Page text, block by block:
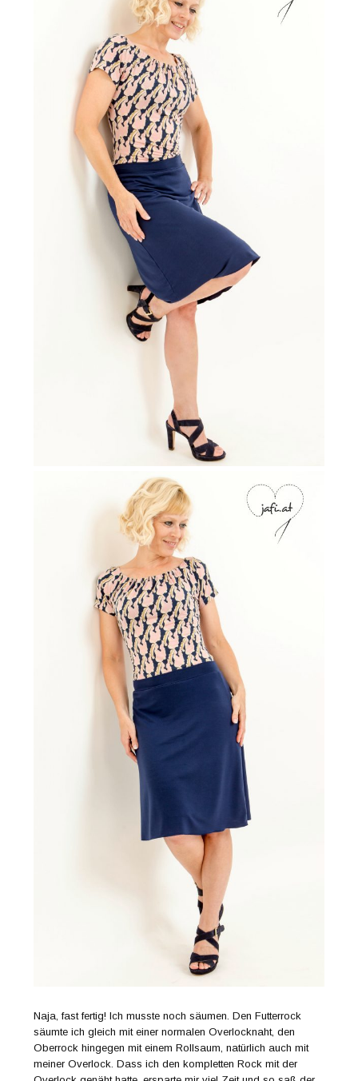
Naja, fast fertig! Ich musste noch säumen. Den Futterrock
säumte ich gleich mit einer normalen Overlocknaht, den
Oberrock hingegen mit einem Rollsaum, natürlich auch mit
meiner Overlock. Dass ich den kompletten Rock mit der